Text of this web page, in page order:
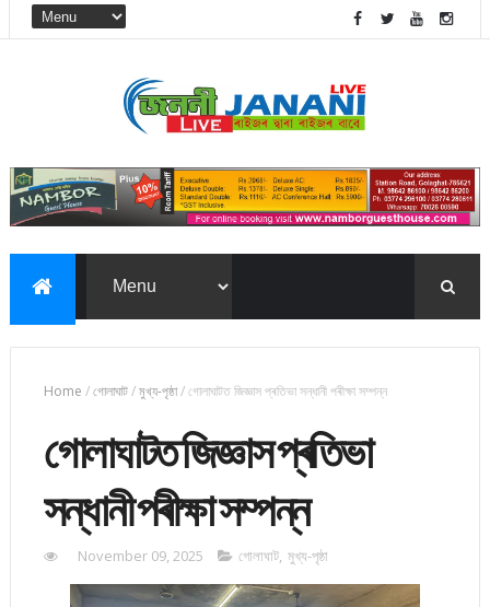
Home /গোলাঘাট/মুখ্য-পৃষ্ঠা/গোলাঘাটত জিজ্ঞাস প্ৰতিভা সন্ধানী পৰীক্ষা সম্পন্ন
গোলাঘাটত জিজ্ঞাস প্ৰতিভা
সন্ধানী পৰীক্ষা সম্পন্ন
November 09, 2025 গোলাঘাট, মুখ্য-পৃষ্ঠা